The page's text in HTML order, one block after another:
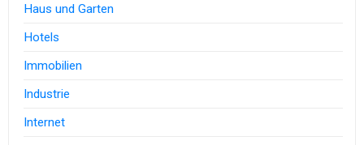
Haus und Garten
Hotels
Immobilien
Industrie
Internet